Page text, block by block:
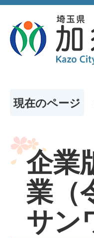
現在のページ
企業
業（
サン